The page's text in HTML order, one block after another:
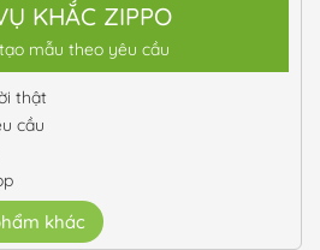
KHẮC ZIPPO
mẫu theo yêu cầu
thật
cầu
khác